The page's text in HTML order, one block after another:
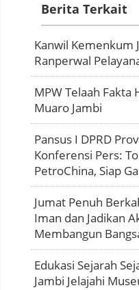
Berita Terkait
Kanwil Kemenkum
Ranperwal
MPW Telaah
Muaro Jambi
Pansus I DPRD
Konferensi Pers:
PetroChina, Siap
Jumat Penuh
Iman dan Jadikan
Membangun
Edukasi Sejarah
Jambi Jelajahi